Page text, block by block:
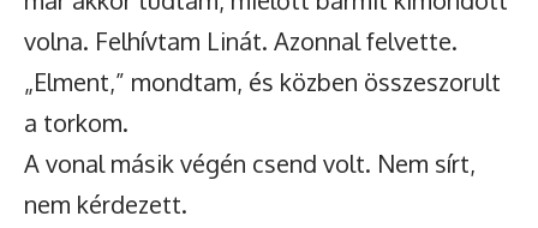
volna. Felhívtam Linát. Azonnal felvette.
„Elment,” mondtam, és közben összeszorult
a torkom.
A vonal másik végén csend volt. Nem sírt,
nem kérdezett.